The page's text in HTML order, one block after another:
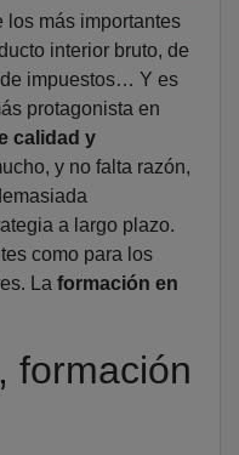
los más importantes
interior bruto, de
impuestos… Y es
protagonista en
calidad y
y no falta razón,
a largo plazo.
como para los
La formación en
formación